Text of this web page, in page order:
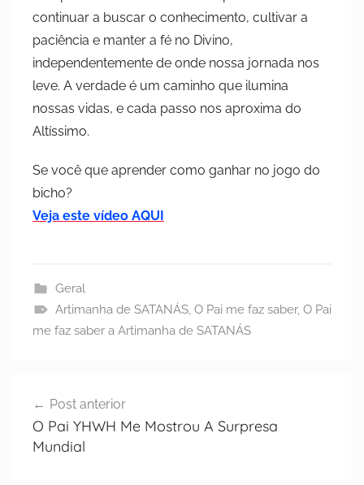
continuar a buscar o conhecimento, cultivar a
paciência e manter a fé no Divino,
independentemente de onde nossa jornada nos
leve. A verdade é um caminho que ilumina
nossas vidas, e cada passo nos aproxima do
Altíssimo.
Se você que aprender como ganhar no jogo do
bicho?
Veja este vídeo AQUI
Geral
Artimanha de SATANÁS, O Pai me faz saber, O Pai
me faz saber a Artimanha de SATANÁS
Post anterior
O Pai YHWH Me Mostrou A Surpresa
Mundial